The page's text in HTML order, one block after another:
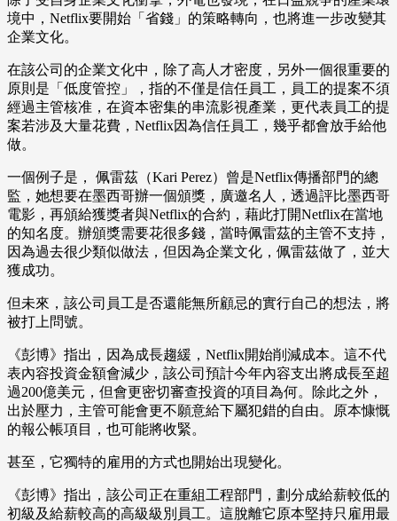
境中，Netflix要開始「省錢」的策略轉向，也將進一步改變其
企業文化。
在該公司的企業文化中，除了高人才密度，另外一個很重要的
原則是「低度管控」，指的不僅是信任員工，員工的提案不須
經過主管核准，在資本密集的串流影視產業，更代表員工的提
案若涉及大量花費，Netflix因為信任員工，幾乎都會放手給他
做。
一個例子是， 佩雷茲（Kari Perez）曾是Netflix傳播部門的總
監，她想要在墨西哥辦一個頒獎，廣邀名人，透過評比墨西哥
電影，再頒給獲獎者與Netflix的合約，藉此打開Netflix在當地
的知名度。辦頒獎需要花很多錢，當時佩雷茲的主管不支持，
因為過去很少類似做法，但因為企業文化，佩雷茲做了，並大
獲成功。
但未來，該公司員工是否還能無所顧忌的實行自己的想法，將
被打上問號。
《彭博》指出，因為成長趨緩，Netflix開始削減成本。這不代
表內容投資金額會減少，該公司預計今年內容支出將成長至超
過200億美元，但會更密切審查投資的項目為何。除此之外，
出於壓力，主管可能會更不願意給下屬犯錯的自由。原本慷慨
的報公帳項目，也可能將收緊。
甚至，它獨特的雇用的方式也開始出現變化。
《彭博》指出，該公司正在重組工程部門，劃分成給薪較低的
初級及給薪較高的高級級別員工。這脫離它原本堅持只雇用最